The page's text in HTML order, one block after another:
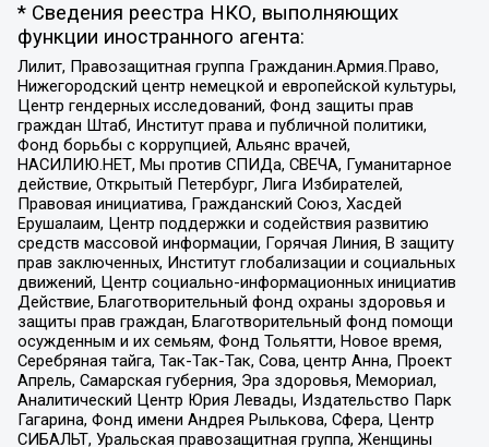
* Сведения реестра НКО, выполняющих
функции иностранного агента:
Лилит, Правозащитная группа Гражданин.Армия.Право,
Нижегородский центр немецкой и европейской культуры,
Центр гендерных исследований, Фонд защиты прав
граждан Штаб, Институт права и публичной политики,
Фонд борьбы с коррупцией, Альянс врачей,
НАСИЛИЮ.НЕТ, Мы против СПИДа, СВЕЧА, Гуманитарное
действие, Открытый Петербург, Лига Избирателей,
Правовая инициатива, Гражданский Союз, Хасдей
Ерушалаим, Центр поддержки и содействия развитию
средств массовой информации, Горячая Линия, В защиту
прав заключенных, Институт глобализации и социальных
движений, Центр социально-информационных инициатив
Действие, Благотворительный фонд охраны здоровья и
защиты прав граждан, Благотворительный фонд помощи
осужденным и их семьям, Фонд Тольятти, Новое время,
Серебряная тайга, Так-Так-Так, Сова, центр Анна, Проект
Апрель, Самарская губерния, Эра здоровья, Мемориал,
Аналитический Центр Юрия Левады, Издательство Парк
Гагарина, Фонд имени Андрея Рылькова, Сфера, Центр
СИБАЛЬТ, Уральская правозащитная группа, Женщины